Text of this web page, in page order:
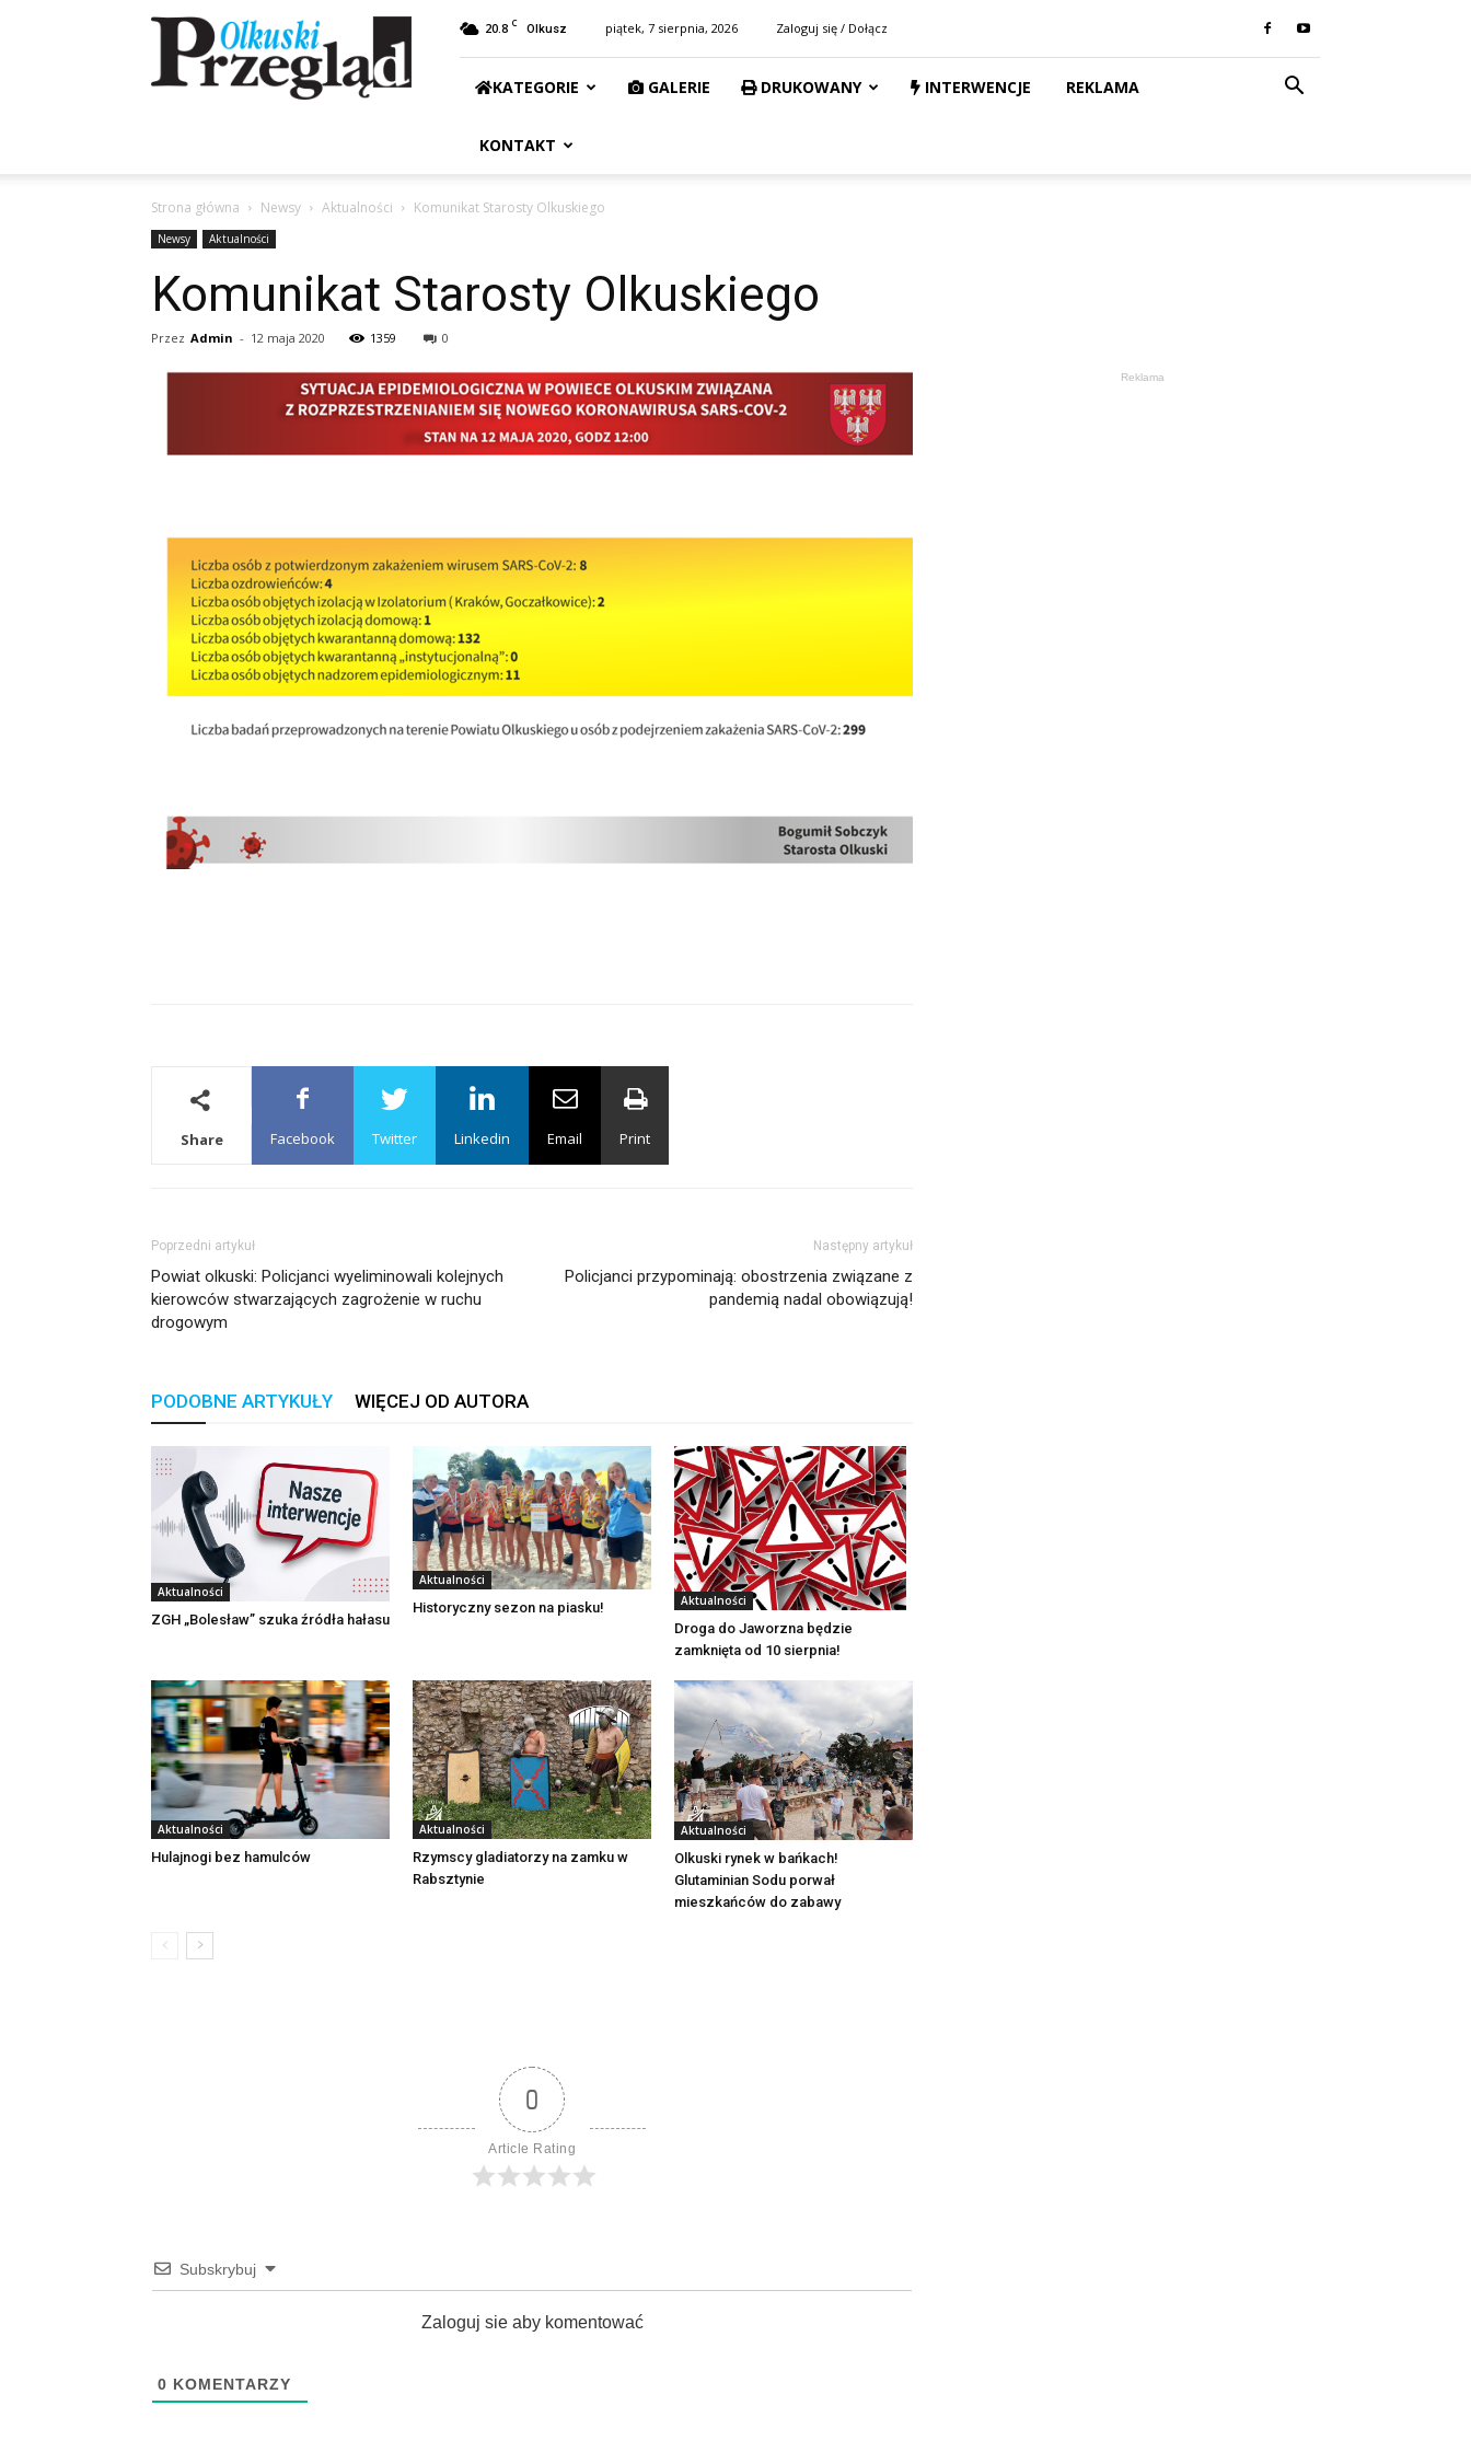
Przegląd
Olkuski
20.8 C Olkusz piątek, 7 sierpnia, 2026 Zaloguj się / Dołącz
KATEGORIE GALERIE DRUKOWANY INTERWENCJE REKLAMA
KONTAKT
Strona główna Newsy Aktualności Komunikat Starosty Olkuskiego
Newsy Aktualności
Komunikat Starosty Olkuskiego
Przez Admin - 12 maja 2020 1359 0
Share Facebook Twitter Linkedin Email Print
Poprzedni artykuł
Powiat olkuski: Policjanci wyeliminowali kolejnych
kierowców stwarzających zagrożenie w ruchu
drogowym
Następny artykuł
Policjanci przypominają: obostrzenia związane z
pandemią nadal obowiązują!
PODOBNE ARTYKUŁY WIĘCEJ OD AUTORA
Aktualności
ZGH „Bolesław” szuka źródła hałasu
Aktualności
Historyczny sezon na piasku! Aktualności
Droga do Jaworzna będzie
zamknięta od 10 sierpnia!
Aktualności
Hulajnogi bez hamulców
Aktualności
Rzymscy gladiatorzy na zamku w
Rabsztynie
Aktualności
Olkuski rynek w bańkach!
Glutaminian Sodu porwał
mieszkańców do zabawy
0
Article Rating
Subskrybuj
Zaloguj sie aby komentować
0 KOMENTARZY
Reklama